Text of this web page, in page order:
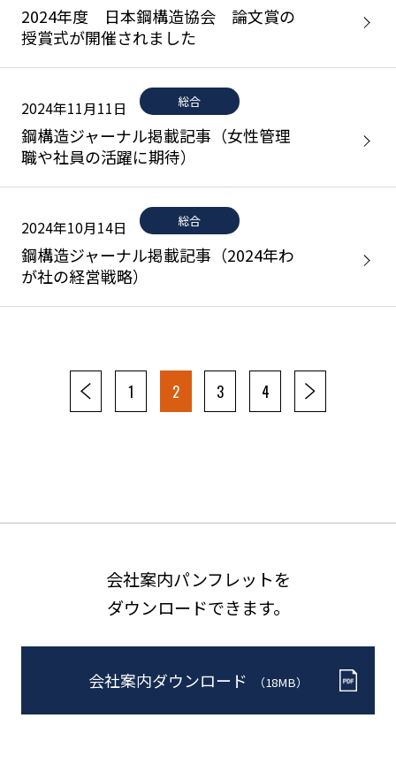
2024年度 日本鋼構造協会 論文賞の
授賞式が開催されました
2024年11月11日 総合
鋼構造ジャーナル掲載記事（女性管理
職や社員の活躍に期待）
2024年10月14日 総合
鋼構造ジャーナル掲載記事（2024年わ
が社の経営戦略）
1 2 3 4
会社案内パンフレットを
ダウンロードできます。
会社案内ダウンロード （18MB）